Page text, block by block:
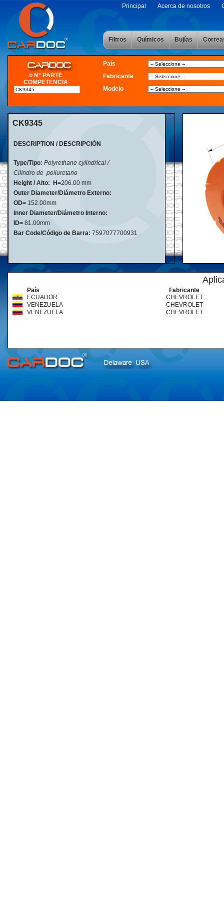
Principal Acerca de nosotros
Filtros Químicos Bujías
o N° PARTE
COMPETENCIA
País
Fabricante
Modelo
CK9345
DESCRIPTION / DESCRIPCIÓN
Type/Tipo: Polyrethane cylindrical /
Cilíndro de poliuretano
Height / Alto: H=206.00 mm
Outer Diameter/Diámetro Externo:
OD= 152.00mm
Inner Diameter/Diámetro Interno:
ID= 81.00mm
Bar Code/Código de Barra: 7597077700931
País
Fabricante
ECUADOR
CHEVROLET
VENEZUELA
CHEVROLET
VENEZUELA
CHEVROLET